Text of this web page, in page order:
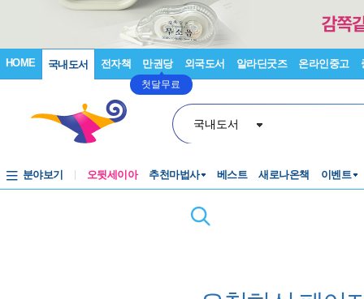
HOME 국내도서 전자책 만권당
첫달무료
외국도서 알라딘굿즈 온라인중고
국내도서
분야보기 오뒷세이아 추천마법사 베스트 새로나온책 이벤트